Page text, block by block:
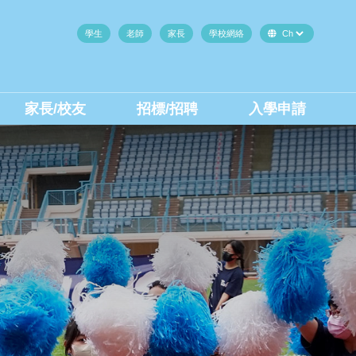
學生 老師 家長 學校網絡
家長/校友 招標/招聘 入學申請